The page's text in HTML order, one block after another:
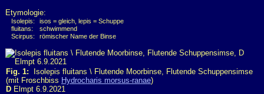
Etymologie:
Isolepis:
isos = gleich, lepis = Schuppe
fluitans:
schwimmend
Scirpus:
römischer Name der Binse
Fig. 1: Isolepis fluitans \ Flutende Moorbinse, Flutende Schuppensimse
(mit Froschbiss Hydrocharis morsus-ranae)
D Elmpt 6.9.2021